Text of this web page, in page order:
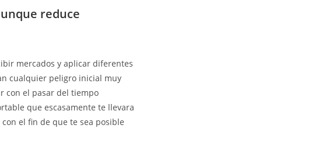
reduce
mercados y aplicar diferentes
cualquier peligro inicial muy
con el pasar del tiempo
que escasamente te llevara
el fin de que te sea posible